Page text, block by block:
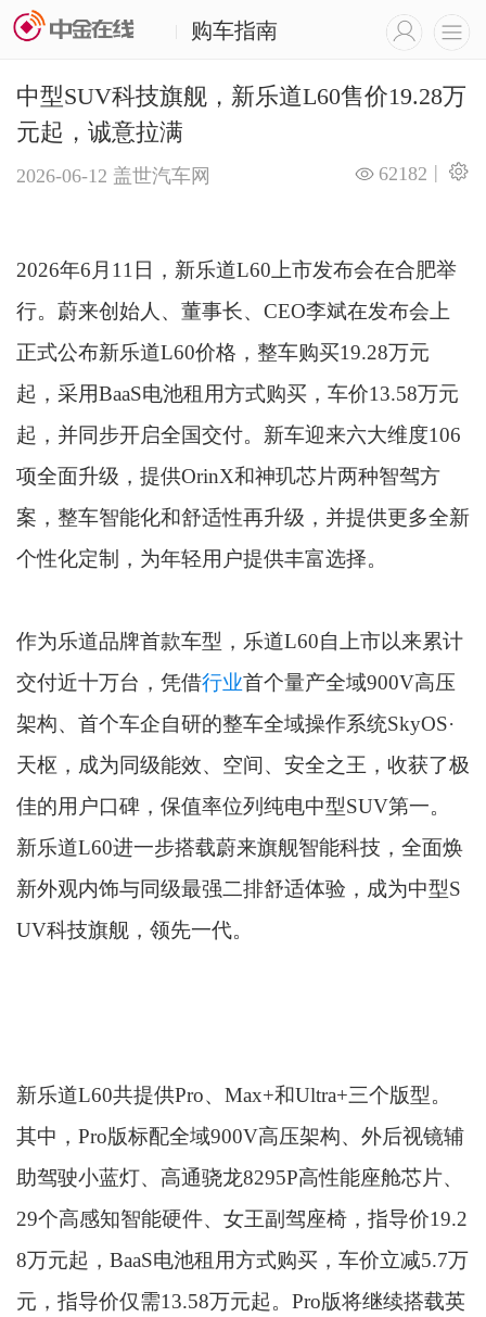
购车指南
中型SUV科技旗舰，新乐道L60售价19.28万
元起，诚意拉满
2026-06-12 盖世汽车网 |
62182
2026年6月11日，新乐道L60上市发布会在合肥举
行。蔚来创始人、董事长、CEO李斌在发布会上
正式公布新乐道L60价格，整车购买19.28万元
起，采用BaaS电池租用方式购买，车价13.58万元
起，并同步开启全国交付。新车迎来六大维度106
项全面升级，提供OrinX和神玑芯片两种智驾方
案，整车智能化和舒适性再升级，并提供更多全新
个性化定制，为年轻用户提供丰富选择。
作为乐道品牌首款车型，乐道L60自上市以来累计
交付近十万台，凭借行业首个量产全域900V高压
架构、首个车企自研的整车全域操作系统SkyOS·
天枢，成为同级能效、空间、安全之王，收获了极
佳的用户口碑，保值率位列纯电中型SUV第一。
新乐道L60进一步搭载蔚来旗舰智能科技，全面焕
新外观内饰与同级最强二排舒适体验，成为中型S
UV科技旗舰，领先一代。
新乐道L60共提供Pro、Max+和Ultra+三个版型。
其中，Pro版标配全域900V高压架构、外后视镜辅
助驾驶小蓝灯、高通骁龙8295P高性能座舱芯片、
29个高感知智能硬件、女王副驾座椅，指导价19.2
8万元起，BaaS电池租用方式购买，车价立减5.7万
元，指导价仅需13.58万元起。Pro版将继续搭载英